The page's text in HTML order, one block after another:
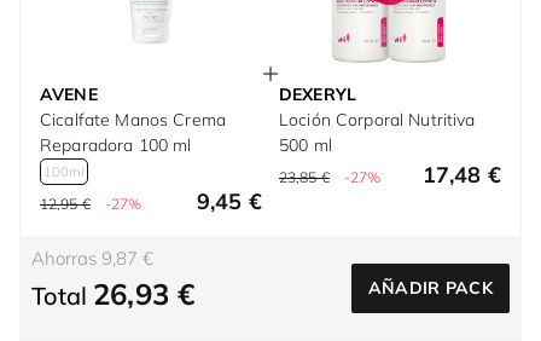
AVENE
Cicalfate Manos Crema
Reparadora 100 ml
100ml
12,95 € -27% 9,45 €
DEXERYL
Loción Corporal Nutritiva
500 ml
23,85 € -27% 17,48 €
Ahorras 9,87 €
Total 26,93 € AÑADIR PACK